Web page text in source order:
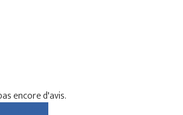
encore d'avis.